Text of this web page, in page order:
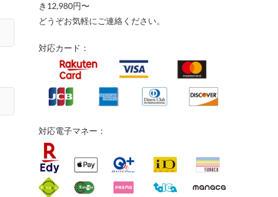
き12,980円〜
どうぞお気軽にご連絡ください。
対応カード：
対応電子マネー：